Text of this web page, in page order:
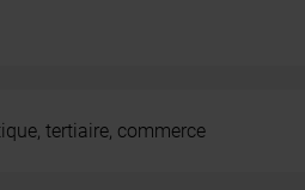
tertiaire, commerce